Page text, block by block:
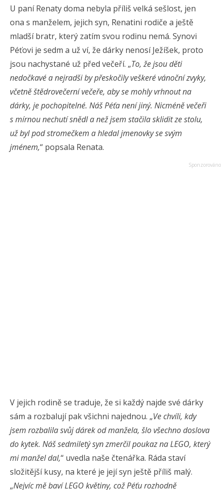
U paní Renaty doma nebyla příliš velká sešlost, jen
ona s manželem, jejich syn, Renatini rodiče a ještě
mladší bratr, který zatím svou rodinu nemá. Synovi
Péťovi je sedm a už ví, že dárky nenosí Ježíšek, proto
jsou nachystané už před večeří. „To, že jsou děti
nedočkavé a nejradši by přeskočily veškeré vánoční zvyky,
včetně štědrovečerní večeře, aby se mohly vrhnout na
dárky, je pochopitelné. Náš Péťa není jiný. Nicméně večeři
s mírnou nechutí snědl a než jsem stačila sklidit ze stolu,
už byl pod stromečkem a hledal jmenovky se svým
jménem,“ popsala Renata.
V jejich rodině se traduje, že si každý najde své dárky
sám a rozbalují pak všichni najednou. „Ve chvíli, kdy
jsem rozbalila svůj dárek od manžela, šlo všechno doslova
do kytek. Náš sedmiletý syn zmerčil poukaz na LEGO, který
mi manžel dal,“ uvedla naše čtenářka. Ráda staví
složitější kusy, na které je její syn ještě příliš malý.
„Nejvíc mě baví LEGO květiny, což Péťu rozhodně